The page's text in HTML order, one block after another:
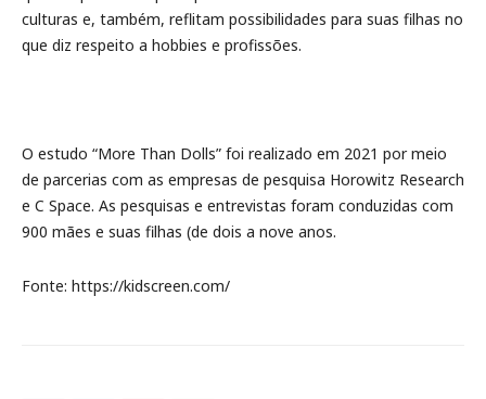
culturas e, também, reflitam possibilidades para suas filhas no
que diz respeito a hobbies e profissões.
O estudo “More Than Dolls” foi realizado em 2021 por meio
de parcerias com as empresas de pesquisa Horowitz Research
e C Space. As pesquisas e entrevistas foram conduzidas com
900 mães e suas filhas (de dois a nove anos.
Fonte: https://kidscreen.com/